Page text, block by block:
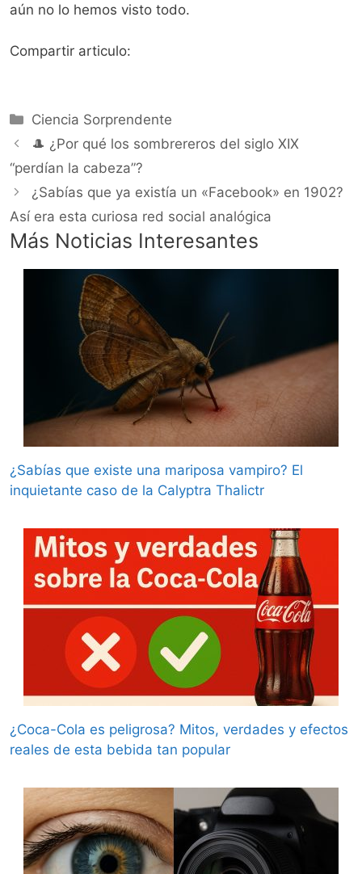
aún no lo hemos visto todo.
Compartir articulo:
Categorías
Ciencia Sorprendente
🎩 ¿Por qué los sombrereros del siglo XIX
“perdían la cabeza”?
¿Sabías que ya existía un «Facebook» en 1902?
Así era esta curiosa red social analógica
Más Noticias Interesantes
¿Sabías que existe una mariposa vampiro? El
inquietante caso de la Calyptra Thalictr
¿Coca-Cola es peligrosa? Mitos, verdades y efectos
reales de esta bebida tan popular